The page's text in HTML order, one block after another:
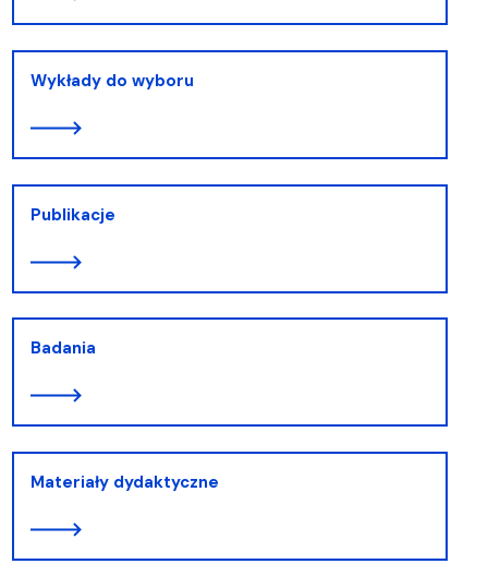
Wykłady do wyboru
Publikacje
Badania
Materiały dydaktyczne